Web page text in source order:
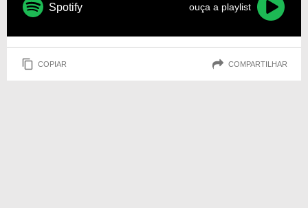
Spotify ouça a playlist
COPIAR COMPARTILHAR